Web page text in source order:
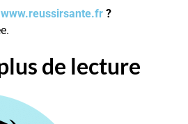
www.reussirsante.fr ?
de lecture